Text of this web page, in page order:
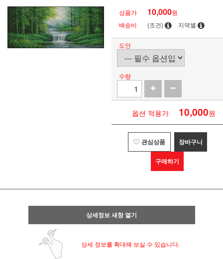
상품가 10,000원
배송비
(조건) 지역별
도안
수량
옵션 적용가 10,000원
관심상품 장바구니
구매하기
상세정보 새창 열기
상세 정보를 확대해 보실 수 있습니다.